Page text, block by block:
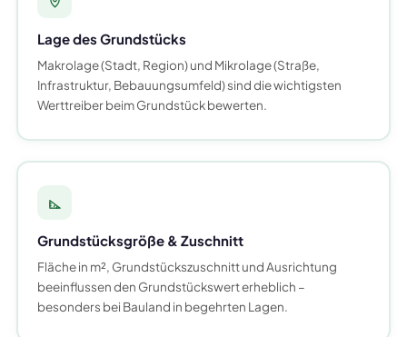
Lage des Grundstücks
Makrolage (Stadt, Region) und Mikrolage (Straße,
Infrastruktur, Bebauungsumfeld) sind die wichtigsten
Werttreiber beim Grundstück bewerten.
Grundstücksgröße & Zuschnitt
Fläche in m², Grundstückszuschnitt und Ausrichtung
beeinflussen den Grundstückswert erheblich –
besonders bei Bauland in begehrten Lagen.